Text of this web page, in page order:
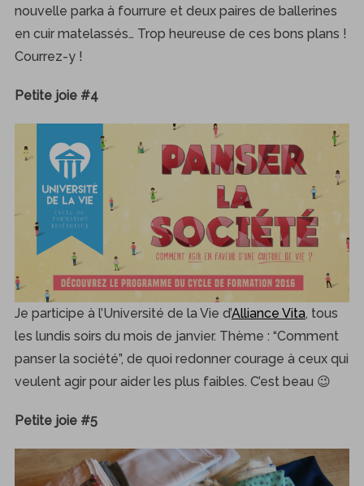
nouvelle parka à fourrure et deux paires de ballerines
en cuir matelassés… Trop heureuse de ces bons plans !
Courrez-y !
Petite joie #4
Je participe à l’Université de la Vie d’Alliance Vita, tous
les lundis soirs du mois de janvier. Thème : “Comment
panser la société”, de quoi redonner courage à ceux qui
veulent agir pour aider les plus faibles. C’est beau 😉
Petite joie #5